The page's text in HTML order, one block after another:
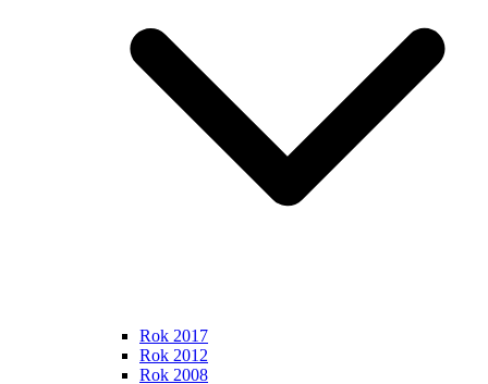
Rok 2017
Rok 2012
Rok 2008